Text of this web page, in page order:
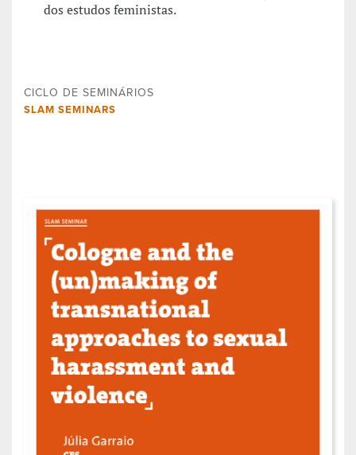
dos estudos feministas.
CICLO DE SEMINÁRIOS
SLAM SEMINARS